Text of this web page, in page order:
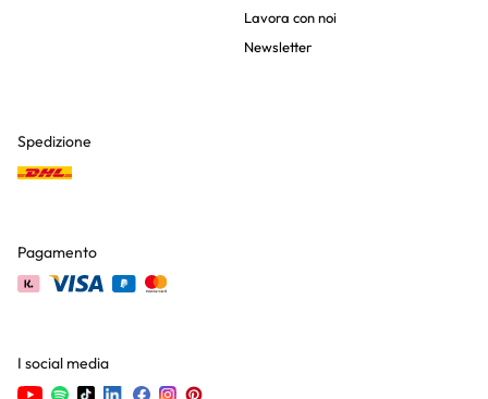
Lavora con noi
Newsletter
Spedizione
Pagamento
I social media